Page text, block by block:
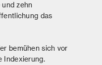
zehn
das
bemühen sich vor
Indexierung.